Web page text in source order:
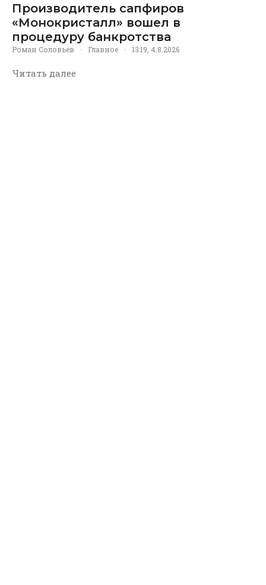
Производитель сапфиров
«Монокристалл» вошел в
процедуру банкротства
Роман Соловьев · Главное · 13:19, 4.8.2026
Читать далее